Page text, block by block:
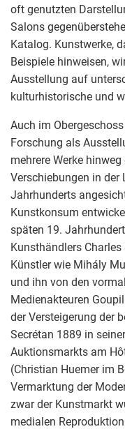
oft genutzten
Salons
Katalog. Kunstwerke,
Beispiele hinweisen,
Ausstellung auf
kulturhistorische und
Auch im
Forschung als
mehrere Werke
Verschiebungen in
Jahrhunderts
Kunstkonsum
späten 19.
Kunsthändlers
Künstler wie Mihály
und ihn von den
Medienakteuren
der Versteigerung der
Secrétan 1889 in
Auktionsmarkts am
(Christian Huemer im
Vermarktung der
zwar der Kunstmarkt
medialen